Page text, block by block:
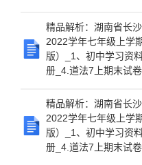
精品解析：湖南省长
2022学年七年级上学
版）_1、初中学习资
册_4.道法7上期末试卷
精品解析：湖南省长
2022学年七年级上学
版）_1、初中学习资
册_4.道法7上期末试卷